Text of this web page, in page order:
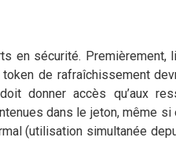
en sécurité. Premièrement,
de rafraîchissement
donner accès qu’aux
dans le jeton, même si
(utilisation simultanée